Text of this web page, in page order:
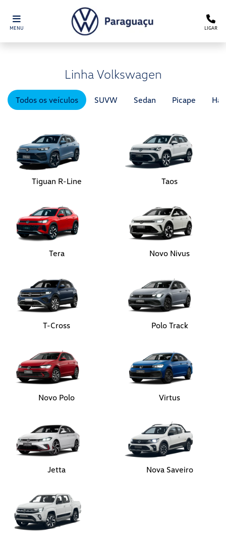
MENU LIGAR
Linha Volkswagen
Todos os veículos SUVW Sedan Picape
Tiguan R-Line Taos
Tera Novo Nivus
T-Cross Polo Track
Novo Polo Virtus
Jetta Nova Saveiro